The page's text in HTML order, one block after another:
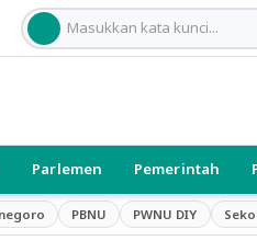
Parlemen Pemerintah
PBNU PWNU DIY